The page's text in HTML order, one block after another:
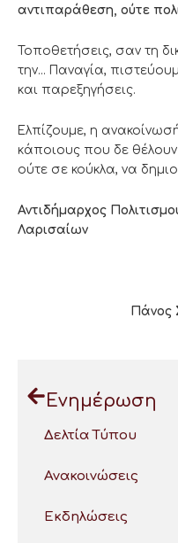
αντιπαράθεση, ούτε
Τοποθετήσεις, σαν τη
την… Παναγία,
και παρεξηγήσεις.
Ελπίζουμε, η
κάποιους που δε
ούτε σε κούκλα, να
Αντιδήμαρχος
Λαρισαίων
Πάνος
Ενημέρωση
Δελτία Τύπου
Ανακοινώσεις
Εκδηλώσεις